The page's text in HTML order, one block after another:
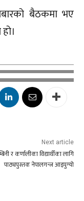
बैठकमा भए
Next article
र कर्णालीका विद्यार्थीका लागि
पाठ्यपुस्तक नेपालगन्ज आइपुग्यो